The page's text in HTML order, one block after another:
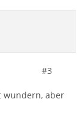
#3
wundern, aber